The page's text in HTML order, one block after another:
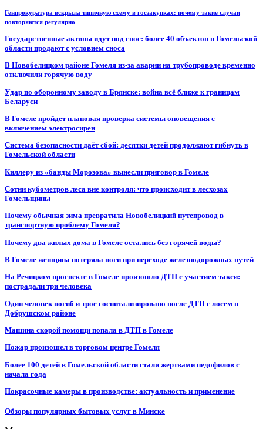
Генпрокуратура вскрыла типичную схему в госзакупках: почему такие случаи
повторяются регулярно
Государственные активы идут под снос: более 40 объектов в Гомельской
области продают с условием сноса
В Новобелицком районе Гомеля из-за аварии на трубопроводе временно
отключили горячую воду
Удар по оборонному заводу в Брянске: война всё ближе к границам
Беларуси
В Гомеле пройдет плановая проверка системы оповещения с
включением электросирен
Система безопасности даёт сбой: десятки детей продолжают гибнуть в
Гомельской области
Киллеру из «банды Морозова» вынесли приговор в Гомеле
Сотни кубометров леса вне контроля: что происходит в лесхозах
Гомельщины
Почему обычная зима превратила Новобелицкий путепровод в
транспортную проблему Гомеля?
Почему два жилых дома в Гомеле остались без горячей воды?
В Гомеле женщина потеряла ноги при переходе железнодорожных путей
На Речицком проспекте в Гомеле произошло ДТП с участием такси:
пострадали три человека
Один человек погиб и трое госпитализировано после ДТП с лосем в
Добрушском районе
Машина скорой помощи попала в ДТП в Гомеле
Пожар произошел в торговом центре Гомеля
Более 100 детей в Гомельской области стали жертвами педофилов с
начала года
Покрасочные камеры в производстве: актуальность и применение
Обзоры популярных бытовых услуг в Минске